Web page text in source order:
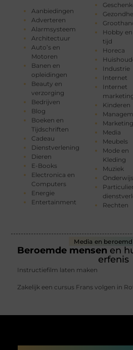
Aanbiedingen
Adverteren
Alarmsysteem
Architectuur
Auto’s en
Motoren
Banen en
opleidingen
Beauty en
verzorging
Bedrijven
Blog
Boeken en
Tijdschriften
Cadeau
Dienstverlening
Dieren
E-Books
Electronica en
Computers
Energie
Entertainment
Hobby
tijd
Horeca
Industrie
Internet
Internet
Kinderen
Marketing
Media
Meubels
Mode en
Kleding
Muziek
Onderwijs
Rechten
Media en
Beroemde mensen en
erfenis
Instructiefilm laten maken
Zakelijk een cursus Frans volgen in